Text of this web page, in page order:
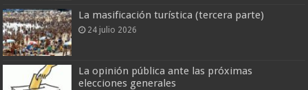
La masificación turística (tercera parte)
24 julio 2026
La opinión pública ante las próximas
elecciones generales